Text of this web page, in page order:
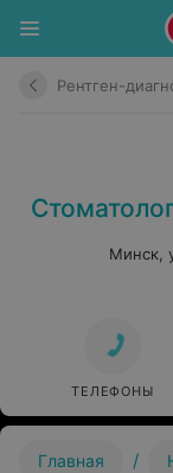
Рентген-
Минск,
ТЕЛЕФОНЫ
Главная /